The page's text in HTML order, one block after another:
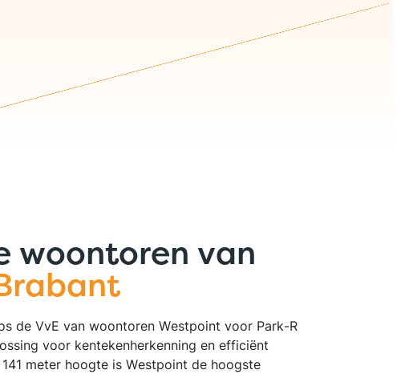
woontoren van
de VvE van woontoren Westpoint voor Park-R
voor kentekenherkenning en efficiënt
meter hoogte is Westpoint de hoogste